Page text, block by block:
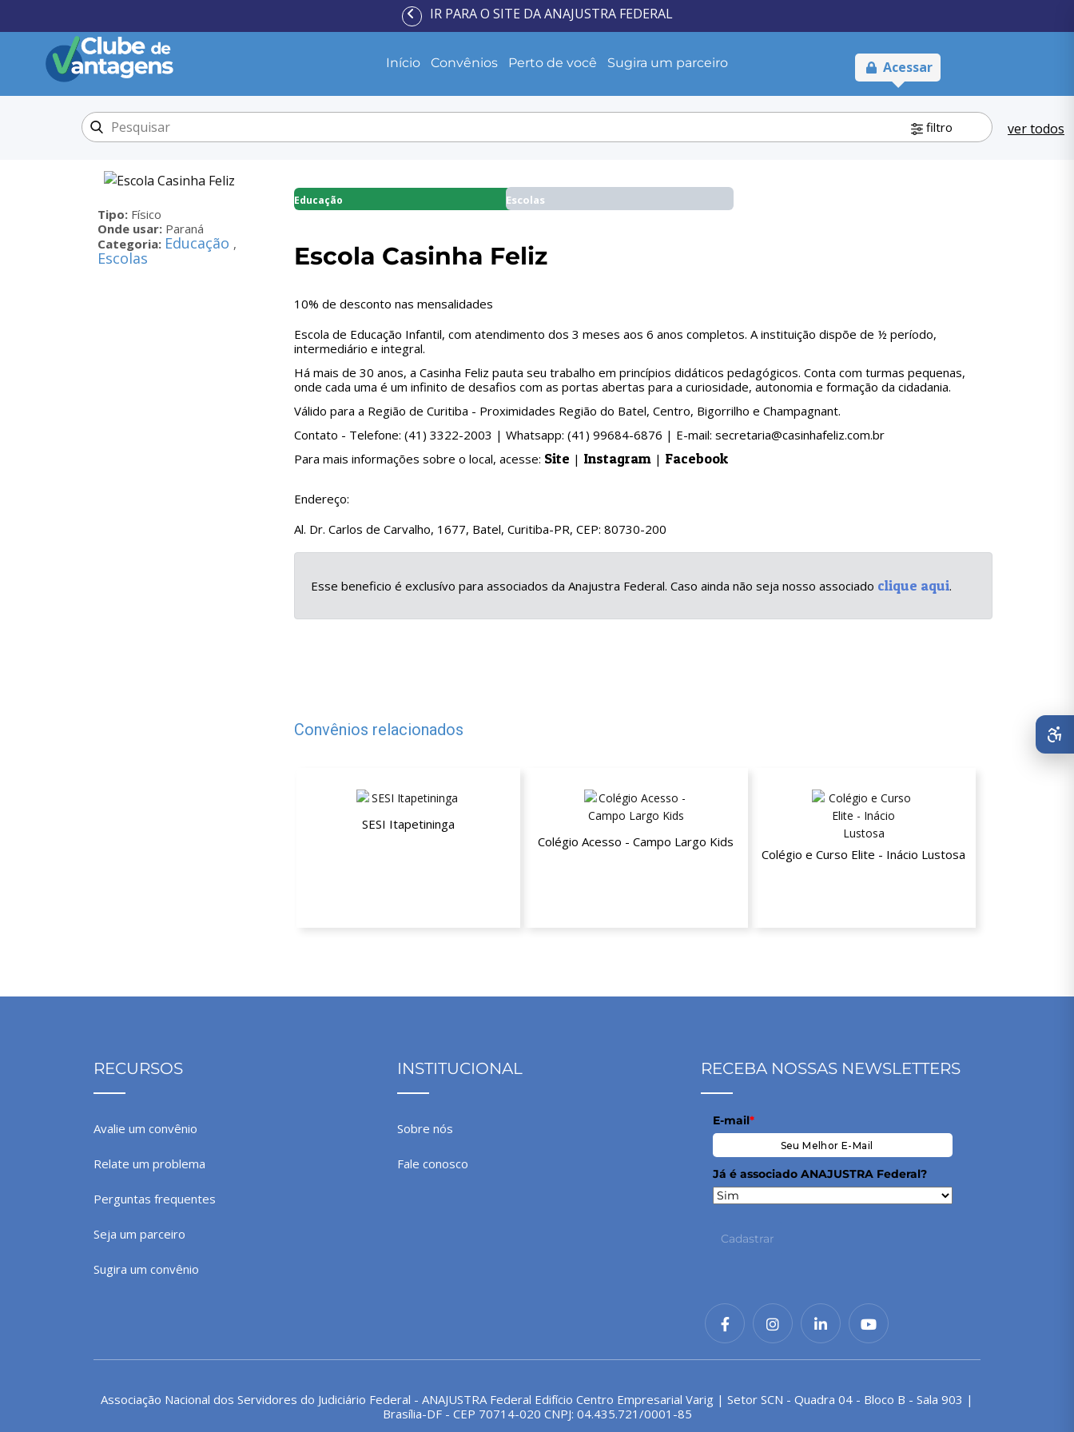
IR PARA O SITE DA ANAJUSTRA FEDERAL
Início Convênios Perto de você Sugira um parceiro Acessar
filtro ver todos
Tipo: Físico
Onde usar: Paraná
Categoria: Educação ,
Escolas
Educação Escolas
Escola Casinha Feliz
10% de desconto nas mensalidades
Escola de Educação Infantil, com atendimento dos 3 meses aos 6 anos completos. A instituição dispõe de ½ período,
intermediário e integral.
Há mais de 30 anos, a Casinha Feliz pauta seu trabalho em princípios didáticos pedagógicos. Conta com turmas pequenas,
onde cada uma é um infinito de desafios com as portas abertas para a curiosidade, autonomia e formação da cidadania.
Válido para a Região de Curitiba - Proximidades Região do Batel, Centro, Bigorrilho e Champagnant.
Contato - Telefone: (41) 3322-2003 | Whatsapp: (41) 99684-6876 | E-mail: secretaria@casinhafeliz.com.br
Para mais informações sobre o local, acesse: Site | Instagram | Facebook
Endereço:
Al. Dr. Carlos de Carvalho, 1677, Batel, Curitiba-PR, CEP: 80730-200
Esse beneficio é exclusívo para associados da Anajustra Federal. Caso ainda não seja nosso associado clique aqui.
Convênios relacionados
SESI Itapetininga
Colégio Acesso - Campo Largo Kids
Colégio e Curso Elite - Inácio Lustosa
RECURSOS
Avalie um convênio
Relate um problema
Perguntas frequentes
Seja um parceiro
Sugira um convênio
INSTITUCIONAL
Sobre nós
Fale conosco
RECEBA NOSSAS NEWSLETTERS
E-mail*
Já é associado ANAJUSTRA Federal?
Cadastrar
Associação Nacional dos Servidores do Judiciário Federal - ANAJUSTRA Federal Edifício Centro Empresarial Varig | Setor SCN - Quadra 04 - Bloco B - Sala 903 |
Brasília-DF - CEP 70714-020 CNPJ: 04.435.721/0001-85